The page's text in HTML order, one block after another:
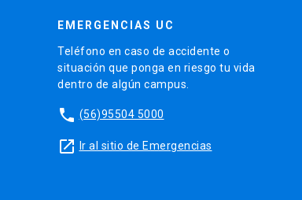
EMERGENCIAS UC
Teléfono en caso de accidente o
situación que ponga en riesgo tu vida
dentro de algún campus.
phone (56)95504 5000
launch Ir al sitio de Emergencias